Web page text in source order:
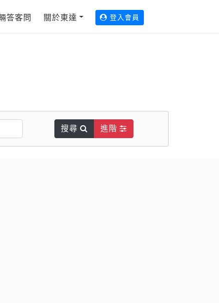
答客問 關於東達 登入會員
搜尋 進階